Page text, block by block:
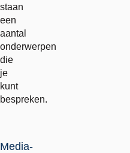
staan
een
aantal
onderwerpen
die
je
kunt
bespreken.
Media-